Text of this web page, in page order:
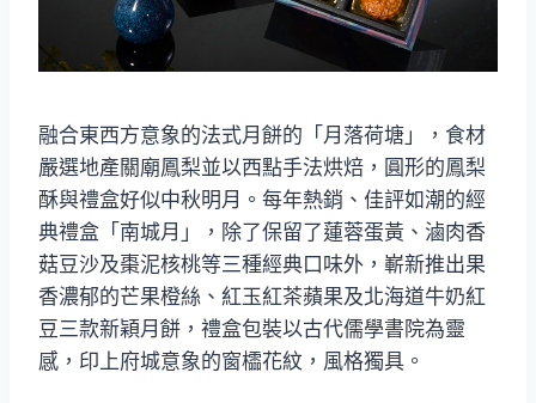
融合東西方意象的法式月餅的「月落荷塘」，食材
嚴選地產關廟鳳梨並以西點手法烘焙，圓形的鳳梨
酥與禮盒好似中秋明月。每年熱銷、佳評如潮的經
典禮盒「南城月」，除了保留了蓮蓉蛋黃、滷肉香
菇豆沙及棗泥核桃等三種經典口味外，嶄新推出果
香濃郁的芒果橙絲、紅玉紅茶蘋果及北海道牛奶紅
豆三款新穎月餅，禮盒包裝以古代儒學書院為靈
感，印上府城意象的窗櫺花紋，風格獨具。